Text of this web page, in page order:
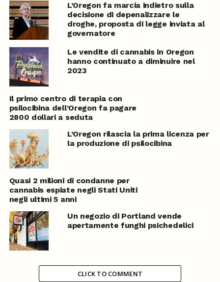
L’Oregon fa marcia indietro sulla
decisione di depenalizzare le
droghe, proposta di legge inviata al
governatore
Le vendite di cannabis in Oregon
hanno continuato a diminuire nel
2023
Il primo centro di terapia con
psilocibina dell’Oregon fa pagare
2800 dollari a seduta
L’Oregon rilascia la prima licenza per
la produzione di psilocibina
Quasi 2 milioni di condanne per
cannabis espiate negli Stati Uniti
negli ultimi 5 anni
Un negozio di Portland vende
apertamente funghi psichedelici
CLICK TO COMMENT